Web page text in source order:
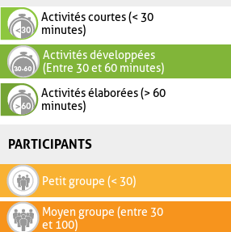
Activités courtes (< 30
minutes)
Activités développées
(Entre 30 et 60 minutes)
Activités élaborées (> 60
minutes)
PARTICIPANTS
Petit groupe (< 30)
Moyen groupe (entre 30
et 100)